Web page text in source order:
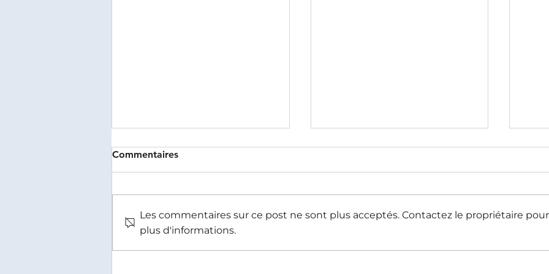
Formation en sûreté et
Violences dans le secteur de
Commentaires
Les commentaires sur ce post ne sont plus acceptés. Contactez le propriétaire pour
plus d'informations.